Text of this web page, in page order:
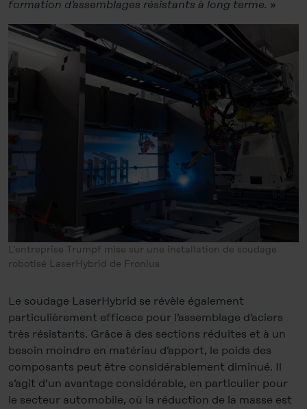
Legal Notice
formation d’assemblages résistants à long terme. »
L’entreprise Trumpf mise sur une installation de soudage
robotisé LaserHybrid de Fronius
Le soudage LaserHybrid se révèle également
particulièrement efficace pour l’assemblage d’aciers
très résistants. Grâce à des sections réduites et à un
besoin moindre en matériau d’apport, le poids des
composants peut être considérablement diminué. Il
s’agit d’un avantage considérable, en particulier pour
le secteur automobile, où la réduction de la masse est